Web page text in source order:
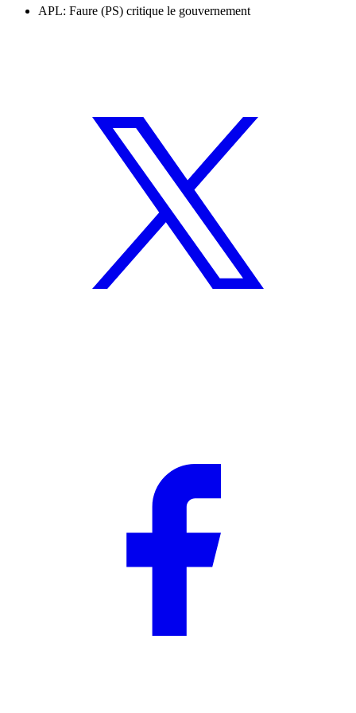
APL: Faure (PS) critique le gouvernement